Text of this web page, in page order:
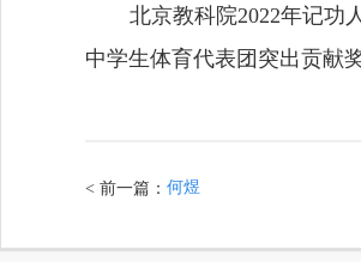
北京教科院2022年记功
中学生体育代表团突出贡献
< 前一篇： 何煜